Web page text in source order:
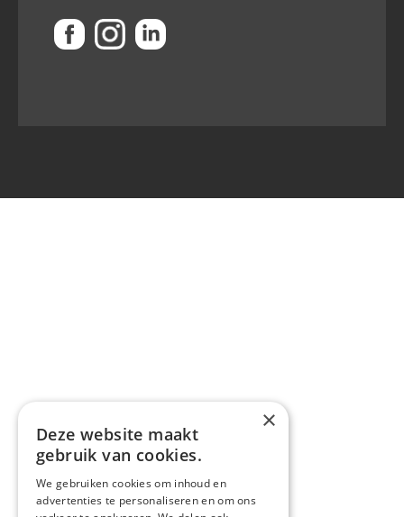
×
Deze website maakt
gebruik van cookies.
We gebruiken cookies om inhoud en
advertenties te personaliseren en om ons